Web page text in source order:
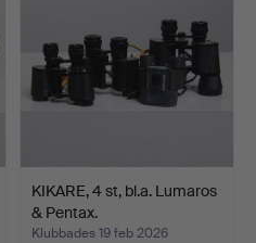
KIKARE, 4 st, bl.a. Lumaros
& Pentax.
Klubbades 19 feb 2026